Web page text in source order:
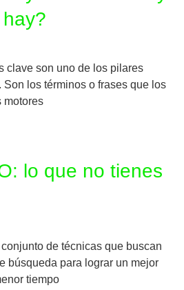
clave son uno de los pilares
los términos o frases que los
motores
lo que no tienes
de técnicas que buscan
búsqueda para lograr un mejor
tiempo